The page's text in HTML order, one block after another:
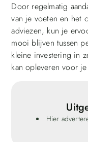
Door regelmatig
van je voeten en het
adviezen, kun je
mooi blijven tussen
kleine investering in
kan opleveren voor
Hier